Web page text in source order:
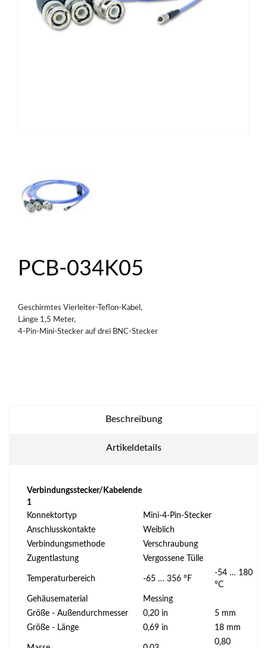
PCB-034K05
Geschirmtes Vierleiter-Teflon-Kabel,
Länge 1,5 Meter,
4-Pin-Mini-Stecker auf drei BNC-Stecker
Beschreibung
Artikeldetails
Verbindungsstecker/Kabelende
1
Konnektortyp
Mini-4-Pin-Stecker
Anschlusskontakte
Weiblich
Verbindungsmethode
Verschraubung
Zugentlastung
Vergossene Tülle
Temperaturbereich -65 … 356 °F
-54 … 180
°C
Gehäusematerial
Messing
Größe - Außendurchmesser
0,20 in
5 mm
Größe - Länge
0,69 in 18 mm
0,80